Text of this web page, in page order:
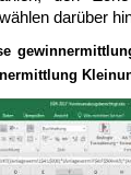
darüber